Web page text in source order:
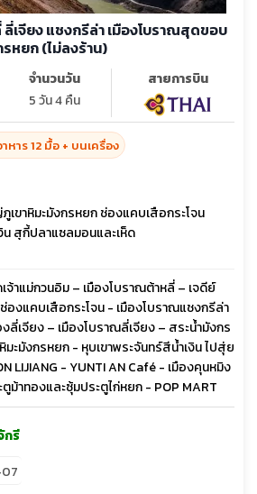
เจียง แชงกรีล่า เมืองโบราณสุดขอบ
หยก (ไม่ลงร้าน)
จำนวนวัน
5 วัน 4 คืน
สายการบิน
าหาร 12 มื้อ + บนเครื่อง
ภูเขาหิมะมังกรหยก ช่องแคบเสือกระโจน
น สุกี้ปลาแซลมอนและเห็ด
จ้าแม่กวนอิม – เมืองโบราณต้าหลี่ – เจดีย์
งแคบเสือกระโจน - เมืองโบราณแชงกรีล่า
ลี่เจียง – เมืองโบราณลี่เจียง – สระน้ำมังกร
มะมังกรหยก - หุบเขาพระจันทร์สีน้ำเงิน ไปสุ่ย
LIJIANG - YUNTI AN Café - เมืองคุนหมิง
ม้าทองและซุ้มประตูไก่หยก - POP MART
กรี